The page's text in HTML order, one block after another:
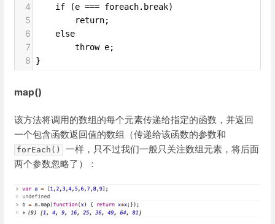
4
    if (e === foreach.break)
5
        return;
6
    else
7
        throw e;
8 }
map()
该方法将调用的数组的每个元素传递给指定的函数，并返回
一个包含函数返回值的数组（传递给该函数的参数和
forEach()
一样，只不过我们一般只关注数组元素，将后面
两个参数忽略了）：